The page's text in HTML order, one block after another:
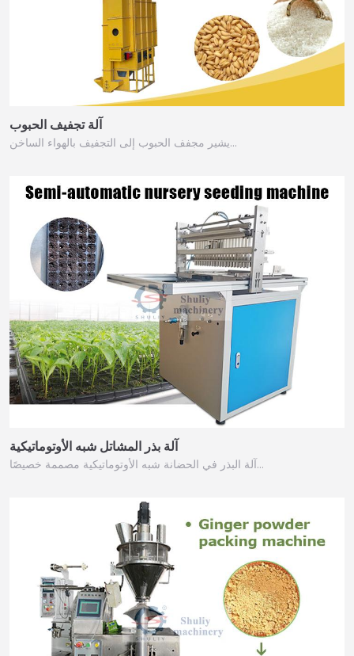
آلة تجفيف الحبوب
يشير مجفف الحبوب إلى التجفيف بالهواء الساخن…
آلة بذر المشاتل شبه الأوتوماتيكية
آلة البذر في الحضانة شبه الأوتوماتيكية مصممة خصيصًا…